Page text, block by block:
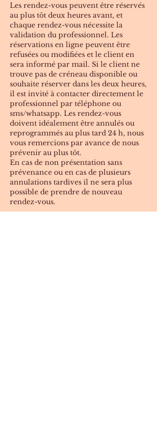
Les rendez-vous peuvent être réservés
au plus tôt deux heures avant, et
chaque rendez-vous nécessite la
validation du professionnel. Les
réservations en ligne peuvent être
refusées ou modifiées et le client en
sera informé par mail. Si le client ne
trouve pas de créneau disponible ou
souhaite réserver dans les deux heures,
il est invité à contacter directement le
professionnel par téléphone ou
sms/whatsapp. Les rendez-vous
doivent idéalement être annulés ou
reprogrammés au plus tard 24 h, nous
vous remercions par avance de nous
prévenir au plus tôt.
En cas de non présentation sans
prévenance ou en cas de plusieurs
annulations tardives il ne sera plus
possible de prendre de nouveau
rendez-vous.